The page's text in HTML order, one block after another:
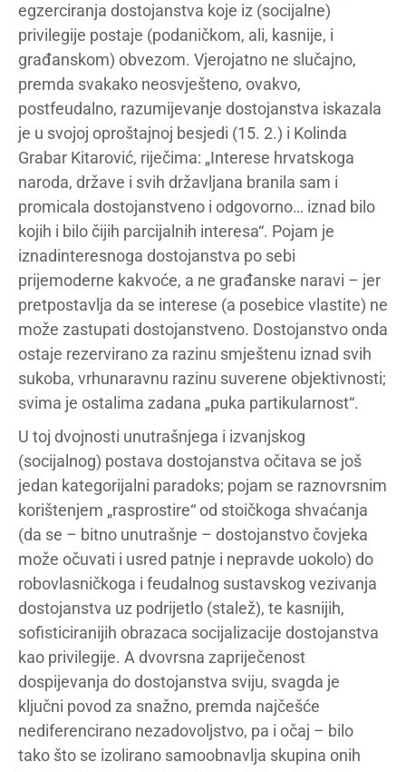
egzerciranja dostojanstva koje iz (socijalne)
privilegije postaje (podaničkom, ali, kasnije, i
građanskom) obvezom. Vjerojatno ne slučajno,
premda svakako neosvješteno, ovakvo,
postfeudalno, razumijevanje dostojanstva iskazala
je u svojoj oproštajnoj besjedi (15. 2.) i Kolinda
Grabar Kitarović, riječima: „Interese hrvatskoga
naroda, države i svih državljana branila sam i
promicala dostojanstveno i odgovorno… iznad bilo
kojih i bilo čijih parcijalnih interesa“. Pojam je
iznadinteresnoga dostojanstva po sebi
prijemoderne kakvoće, a ne građanske naravi – jer
pretpostavlja da se interese (a posebice vlastite) ne
može zastupati dostojanstveno. Dostojanstvo onda
ostaje rezervirano za razinu smještenu iznad svih
sukoba, vrhunaravnu razinu suverene objektivnosti;
svima je ostalima zadana „puka partikularnost“.
U toj dvojnosti unutrašnjega i izvanjskog
(socijalnog) postava dostojanstva očitava se još
jedan kategorijalni paradoks; pojam se raznovrsnim
korištenjem „rasprostire“ od stoičkoga shvaćanja
(da se – bitno unutrašnje – dostojanstvo čovjeka
može očuvati i usred patnje i nepravde uokolo) do
robovlasničkoga i feudalnog sustavskog vezivanja
dostojanstva uz podrijetlo (stalež), te kasnijih,
sofisticiranijih obrazaca socijalizacije dostojanstva
kao privilegije. A dvovrsna zapriječenost
dospijevanja do dostojanstva sviju, svagda je
ključni povod za snažno, premda najčešće
nediferencirano nezadovoljstvo, pa i očaj – bilo
tako što se izolirano samoobnavlja skupina onih